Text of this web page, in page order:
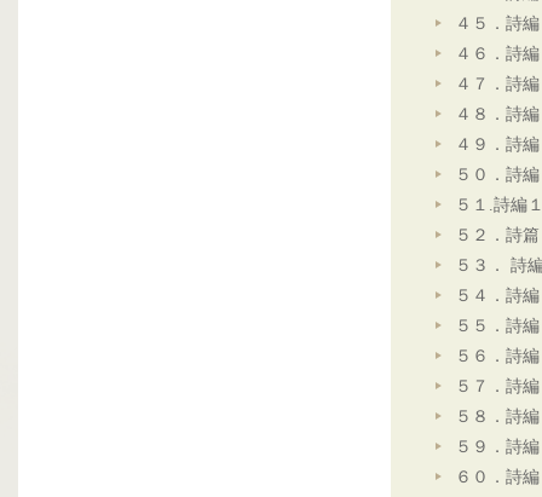
４５．詩
４６．詩
４７．詩
４８．詩
４９．詩
５０．詩
５１.詩編
５２．詩
５３． 詩
５４．詩
５５．詩
５６．詩
５７．詩
５８．詩
５９．詩
６０．詩